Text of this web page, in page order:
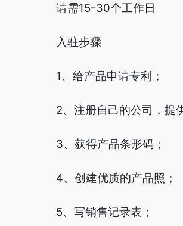
请需15-30个工作日。
入驻步骤
1、给产品申请专利；
2、注册自己的公司，提
3、获得产品条形码；
4、创建优质的产品照；
5、写销售记录表；